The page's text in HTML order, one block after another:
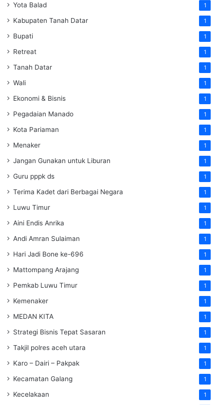
Yota Balad 1
Kabupaten Tanah Datar 1
Bupati 1
Retreat 1
Tanah Datar 1
Wali 1
Ekonomi & Bisnis 1
Pegadaian Manado 1
Kota Pariaman 1
Menaker 1
Jangan Gunakan untuk Liburan 1
Guru pppk ds 1
Terima Kadet dari Berbagai Negara 1
Luwu Timur 1
Aini Endis Anrika 1
Andi Amran Sulaiman 1
Hari Jadi Bone ke-696 1
Mattompang Arajang 1
Pemkab Luwu Timur 1
Kemenaker 1
MEDAN KITA 1
Strategi Bisnis Tepat Sasaran 1
Takjil polres aceh utara 1
Karo – Dairi – Pakpak 1
Kecamatan Galang 1
Kecelakaan 1